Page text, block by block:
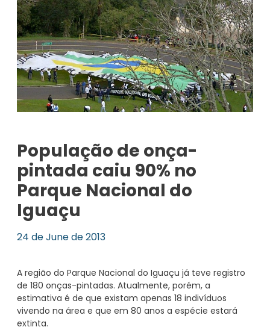
População de onça-
pintada caiu 90% no
Parque Nacional do
Iguaçu
24 de June de 2013
A região do Parque Nacional do Iguaçu já teve registro
de 180 onças-pintadas. Atualmente, porém, a
estimativa é de que existam apenas 18 indivíduos
vivendo na área e que em 80 anos a espécie estará
extinta.